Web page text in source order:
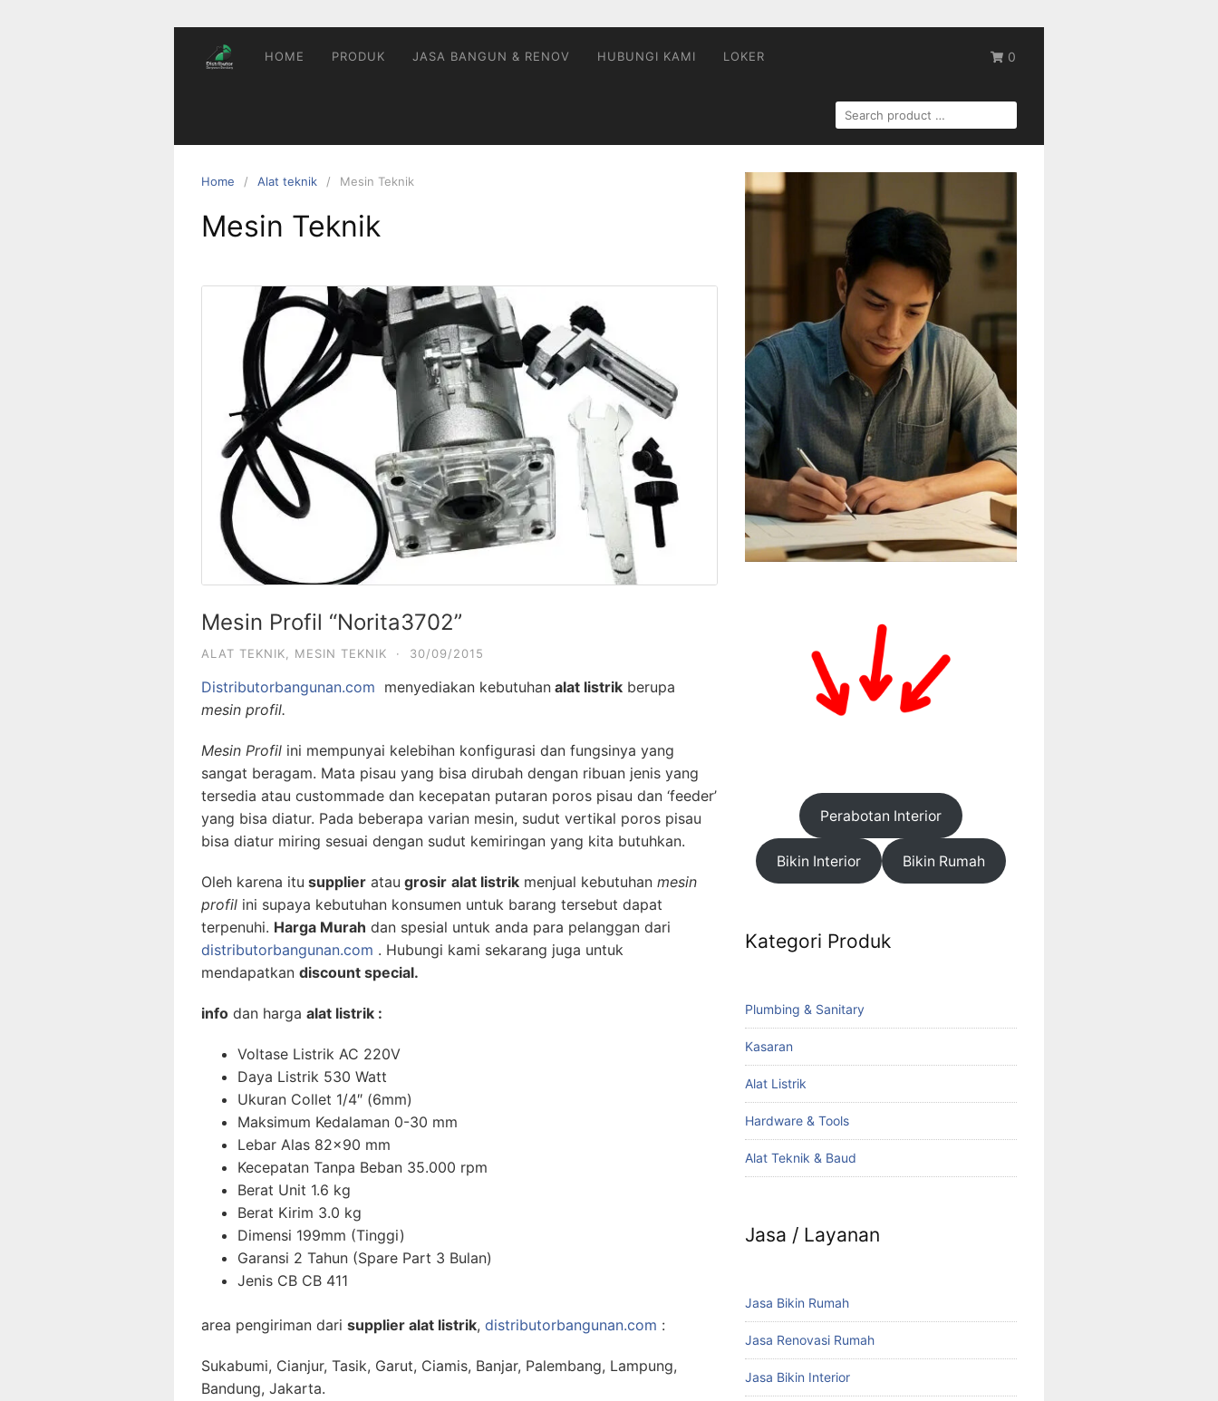
0
HOME PRODUK JASA BANGUN & RENOV HUBUNGI KAMI LOKER
SEARCH
FOR:
Home Alat teknik Mesin Teknik
Mesin Teknik
Mesin Profil “Norita3702”
ALAT TEKNIK, MESIN TEKNIK · 30/09/2015
Distributorbangunan.com menyediakan kebutuhan alat listrik berupa
mesin profil.
Mesin Profil ini mempunyai kelebihan konfigurasi dan fungsinya yang
sangat beragam. Mata pisau yang bisa dirubah dengan ribuan jenis yang
tersedia atau custommade dan kecepatan putaran poros pisau dan ‘feeder’
yang bisa diatur. Pada beberapa varian mesin, sudut vertikal poros pisau
bisa diatur miring sesuai dengan sudut kemiringan yang kita butuhkan.
Oleh karena itu supplier atau grosir alat listrik menjual kebutuhan mesin
profil ini supaya kebutuhan konsumen untuk barang tersebut dapat
terpenuhi. Harga Murah dan spesial untuk anda para pelanggan dari
distributorbangunan.com . Hubungi kami sekarang juga untuk
mendapatkan discount special.
info dan harga alat listrik :
Voltase Listrik AC 220V
Daya Listrik 530 Watt
Ukuran Collet 1/4″ (6mm)
Maksimum Kedalaman 0-30 mm
Lebar Alas 82×90 mm
Kecepatan Tanpa Beban 35.000 rpm
Berat Unit 1.6 kg
Berat Kirim 3.0 kg
Dimensi 199mm (Tinggi)
Garansi 2 Tahun (Spare Part 3 Bulan)
Jenis CB CB 411
area pengiriman dari supplier alat listrik, distributorbangunan.com :
Sukabumi, Cianjur, Tasik, Garut, Ciamis, Banjar, Palembang, Lampung,
Bandung, Jakarta.
Perabotan Interior
Bikin Interior Bikin Rumah
Kategori Produk
Plumbing & Sanitary
Kasaran
Alat Listrik
Hardware & Tools
Alat Teknik & Baud
Jasa / Layanan
Jasa Bikin Rumah
Jasa Renovasi Rumah
Jasa Bikin Interior